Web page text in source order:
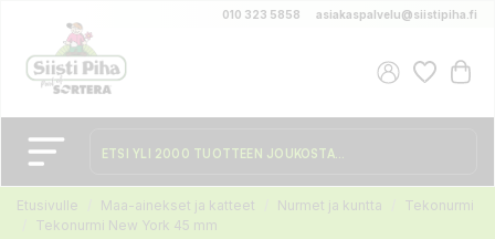
010 323 5858 asiakaspalvelu@siistipiha.fi
Etusivulle Maa-ainekset ja katteet Nurmet ja kuntta
Tekonurmi
Tekonurmi New York 45 mm